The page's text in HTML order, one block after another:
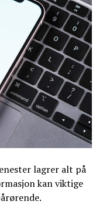
lagrer alt på
kan viktige